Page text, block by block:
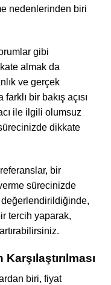
nedenlerinden biri
gibi
almak da
ve gerçek
bir bakış açısı
ile ilgili olumsuz
dikkate
bir
sürecinizde
tercih yaparak,
biri, fiyat